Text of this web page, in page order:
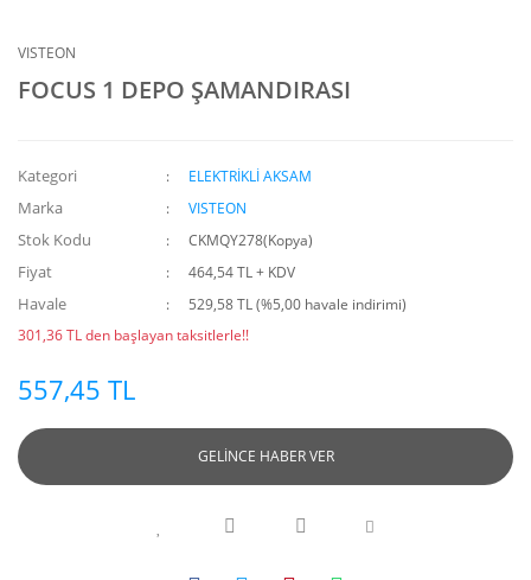
VISTEON
FOCUS 1 DEPO ŞAMANDIRASI
Kategori ELEKTRİKLİ AKSAM
Marka VISTEON
Stok Kodu CKMQY278(Kopya)
Fiyat 464,54 TL + KDV
Havale
529,58 TL (%5,00 havale indirimi)
301,36 TL den başlayan taksitlerle!!
557,45 TL
GELİNCE HABER VER